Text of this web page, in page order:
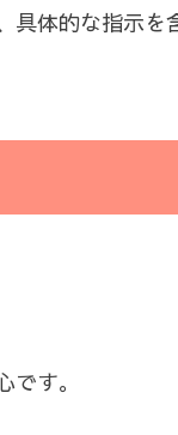
具体的な指示
す。